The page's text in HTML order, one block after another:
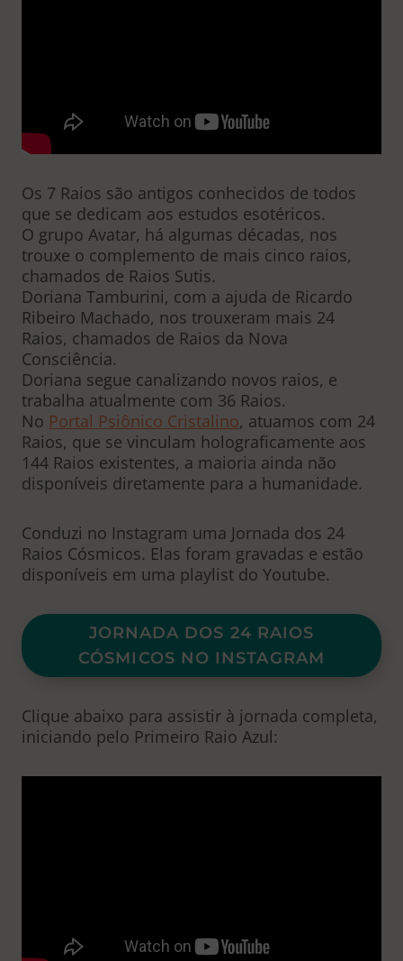
Os 7 Raios são antigos conhecidos de todos
que se dedicam aos estudos esotéricos.
O grupo Avatar, há algumas décadas, nos
trouxe o complemento de mais cinco raios,
chamados de Raios Sutis.
Doriana Tamburini, com a ajuda de Ricardo
Ribeiro Machado, nos trouxeram mais 24
Raios, chamados de Raios da Nova
Consciência.
Doriana segue canalizando novos raios, e
trabalha atualmente com 36 Raios.
No Portal Psiônico Cristalino, atuamos com 24
Raios, que se vinculam holograficamente aos
144 Raios existentes, a maioria ainda não
disponíveis diretamente para a humanidade.
Conduzi no Instagram uma Jornada dos 24
Raios Cósmicos. Elas foram gravadas e estão
disponíveis em uma playlist do Youtube.
JORNADA DOS 24 RAIOS
CÓSMICOS NO INSTAGRAM
Clique abaixo para assistir à jornada completa,
iniciando pelo Primeiro Raio Azul: